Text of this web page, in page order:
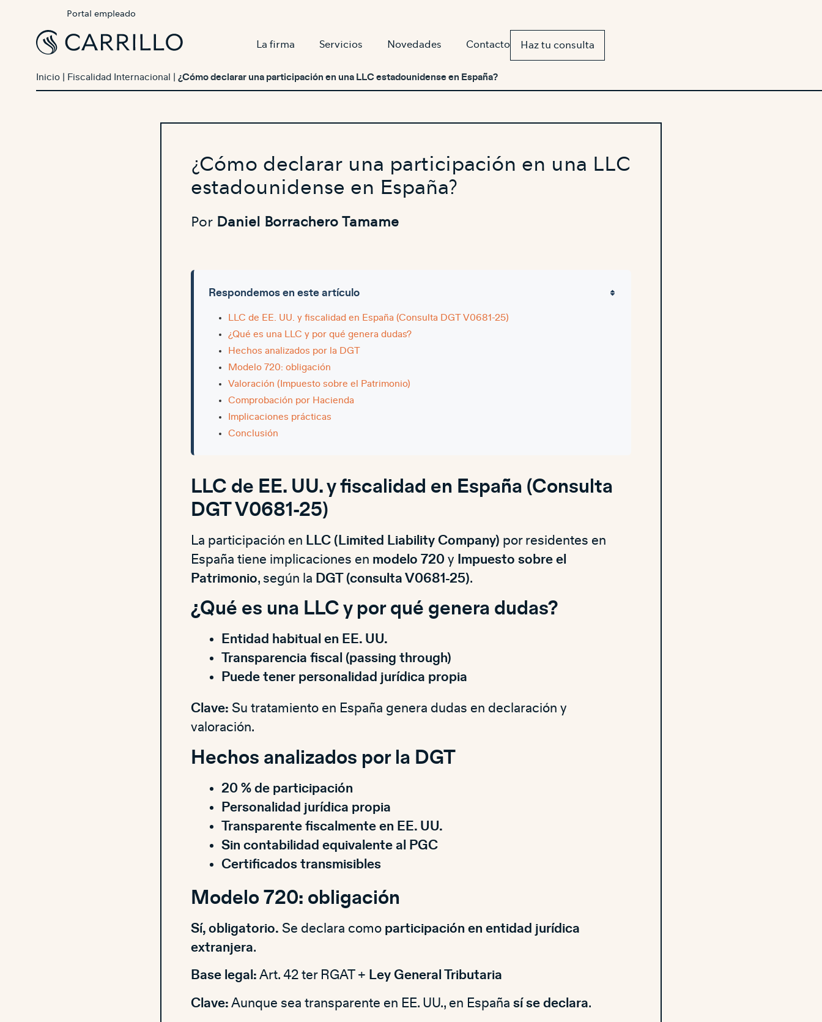
Portal empleado
La firma Servicios Novedades Contacto Haz tu consulta
Inicio Fiscalidad Internacional |¿Cómo declarar una participación en una LLC estadounidense en España?
¿Cómo declarar una participación en una LLC
estadounidense en España?
Por Daniel Borrachero Tamame
Respondemos en este artículo
LLC de EE. UU. y fiscalidad en España (Consulta DGT V0681-25)
¿Qué es una LLC y por qué genera dudas?
Hechos analizados por la DGT
Modelo 720: obligación
Valoración (Impuesto sobre el Patrimonio)
Comprobación por Hacienda
Implicaciones prácticas
Conclusión
LLC de EE. UU. y fiscalidad en España (Consulta
DGT V0681-25)
La participación en LLC (Limited Liability Company) por residentes en
España tiene implicaciones en modelo 720 y Impuesto sobre el
Patrimonio, según la DGT (consulta V0681-25).
¿Qué es una LLC y por qué genera dudas?
Entidad habitual en EE. UU.
Transparencia fiscal (passing through)
Puede tener personalidad jurídica propia
Clave: Su tratamiento en España genera dudas en declaración y
valoración.
Hechos analizados por la DGT
20 % de participación
Personalidad jurídica propia
Transparente fiscalmente en EE. UU.
Sin contabilidad equivalente al PGC
Certificados transmisibles
Modelo 720: obligación
Sí, obligatorio. Se declara como participación en entidad jurídica
extranjera.
Base legal: Art. 42 ter RGAT + Ley General Tributaria
Clave: Aunque sea transparente en EE. UU., en España sí se declara.